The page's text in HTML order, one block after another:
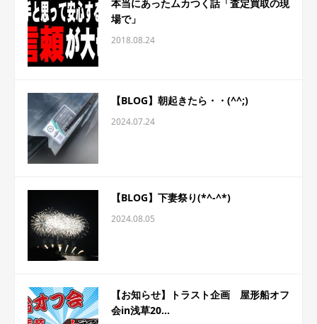
本当にあったムカつく話「査定買取の現
場で」
2018.08.24
【BLOG】朝起きたら・・(^^;)
2024.07.24
【BLOG】下妻祭り(*^-^*)
2024.08.05
【お知らせ】トラスト企画 屋形船オフ
会in浅草20...